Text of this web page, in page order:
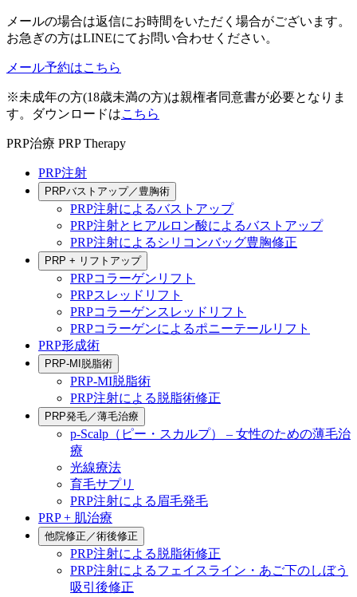
メールの場合は返信にお時間をいただく場合がございます。
お急ぎの方はLINEにてお問い合わせください。
メール予約はこちら
※未成年の方(18歳未満の方)は親権者同意書が必要となりま
す。ダウンロードはこちら
PRP治療 PRP Therapy
PRP注射
PRPバストアップ／豊胸術
PRP注射によるバストアップ
PRP注射とヒアルロン酸によるバストアップ
PRP注射によるシリコンバッグ豊胸修正
PRP + リフトアップ
PRPコラーゲンリフト
PRPスレッドリフト
PRPコラーゲンスレッドリフト
PRPコラーゲンによるポニーテールリフト
PRP形成術
PRP-MI脱脂術
PRP-MI脱脂術
PRP注射による脱脂術修正
PRP発毛／薄毛治療
p-Scalp（ピー・スカルプ） – 女性のための薄毛治
療
光線療法
育毛サプリ
PRP注射による眉毛発毛
PRP + 肌治療
他院修正／術後修正
PRP注射による脱脂術修正
PRP注射によるフェイスライン・あご下のしぼう
吸引後修正